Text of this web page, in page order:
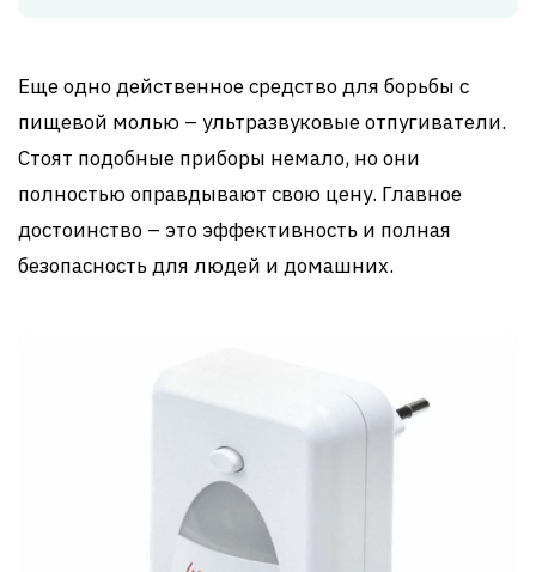
Еще одно действенное средство для борьбы с
пищевой молью – ультразвуковые отпугиватели.
Стоят подобные приборы немало, но они
полностью оправдывают свою цену. Главное
достоинство – это эффективность и полная
безопасность для людей и домашних.